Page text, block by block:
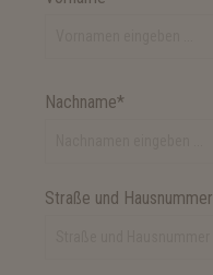
Nachname*
Straße und Hausnummer